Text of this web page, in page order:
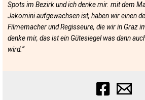
Spots im Bezirk und ich denke mir. mit dem
Jakomini aufgewachsen ist, haben wir einen
Filmemacher und Regisseure, die wir in Graz
denke mir, das ist ein Gütesiegel was dann
wird.“